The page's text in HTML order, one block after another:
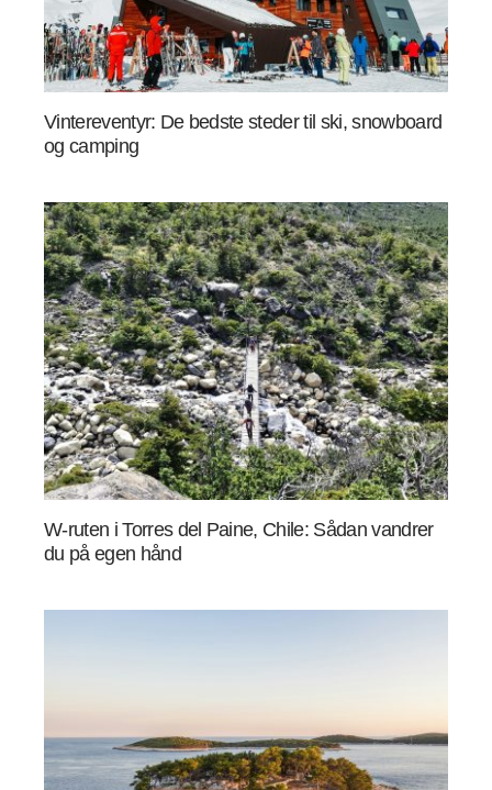
Vintereventyr: De bedste steder til ski, snowboard
og camping
W-ruten i Torres del Paine, Chile: Sådan vandrer
du på egen hånd